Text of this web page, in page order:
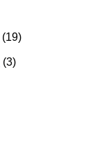
(19)
(3)